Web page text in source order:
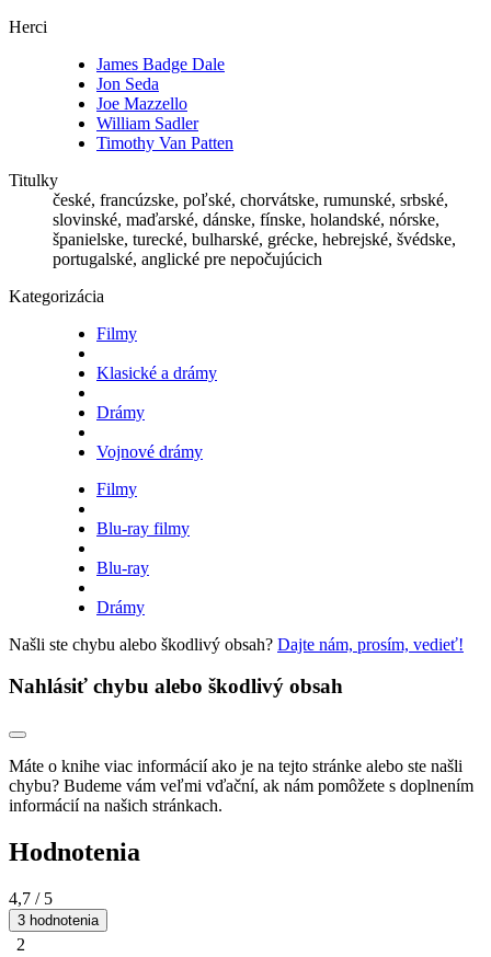
Herci
James Badge Dale
Jon Seda
Joe Mazzello
William Sadler
Timothy Van Patten
Titulky
české, francúzske, poľské, chorvátske, rumunské, srbské,
slovinské, maďarské, dánske, fínske, holandské, nórske,
španielske, turecké, bulharské, grécke, hebrejské, švédske,
portugalské, anglické pre nepočujúcich
Kategorizácia
Filmy
Klasické a drámy
Drámy
Vojnové drámy
Filmy
Blu-ray filmy
Blu-ray
Drámy
Našli ste chybu alebo škodlivý obsah? Dajte nám, prosím, vedieť!
Nahlásiť chybu alebo škodlivý obsah
Máte o knihe viac informácií ako je na tejto stránke alebo ste našli
chybu? Budeme vám veľmi vďační, ak nám pomôžete s doplnením
informácií na našich stránkach.
Hodnotenia
4,7 / 5
3 hodnotenia
2